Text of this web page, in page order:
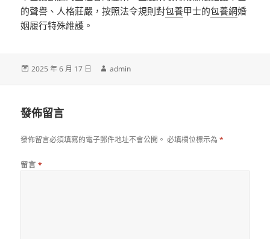
的聲譽、人格莊嚴，按照法令規則對包養甲士的包養網婚
姻履行特殊維護。
發
2025 年 6 月 17 日
作
admin
發佈留言
發佈留言必須填寫的電子郵件地址不會公開。 必填欄位標示為*
留言 *